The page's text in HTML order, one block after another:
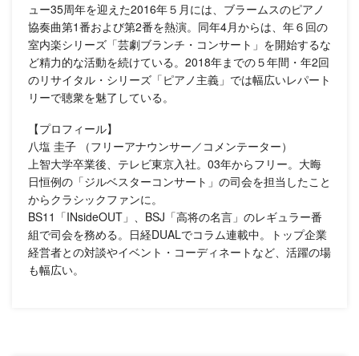
ュー35周年を迎えた2016年５月には、ブラームスのピアノ
協奏曲第1番および第2番を熱演。同年4月からは、年６回の
室内楽シリーズ「芸劇ブランチ・コンサート」を開始するな
ど精力的な活動を続けている。2018年までの５年間・年2回
のリサイタル・シリーズ「ピアノ主義」では幅広いレパート
リーで聴衆を魅了している。
【プロフィール】
八塩 圭子 （フリーアナウンサー／コメンテーター）
上智大学卒業後、テレビ東京入社。03年からフリー。大晦
日恒例の「ジルベスターコンサート」の司会を担当したこと
からクラシックファンに。
BS11「INsideOUT」、BSJ「高将の名言」のレギュラー番
組で司会を務める。日経DUALでコラム連載中。トップ企業
経営者との対談やイベント・コーディネートなど、活躍の場
も幅広い。